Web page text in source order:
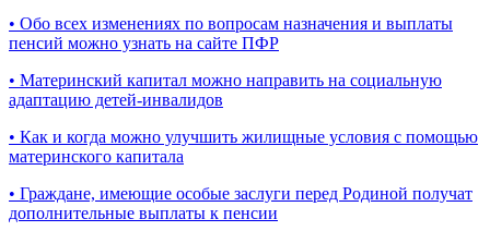
• Обо всех изменениях по вопросам назначения и выплаты
пенсий можно узнать на сайте ПФР
• Материнский капитал можно направить на социальную
адаптацию детей-инвалидов
• Как и когда можно улучшить жилищные условия с помощью
материнского капитала
• Граждане, имеющие особые заслуги перед Родиной получат
дополнительные выплаты к пенсии